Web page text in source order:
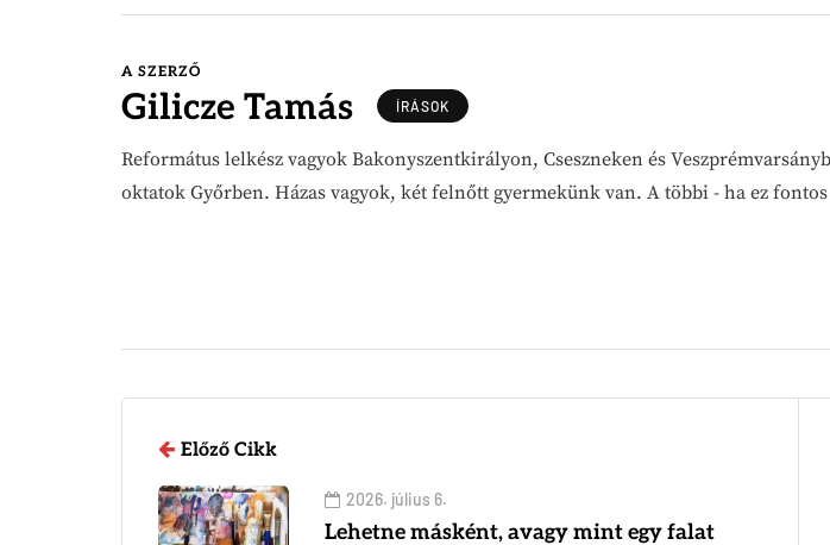
A SZERZŐ
Gilicze Tamás ÍRÁSOK
Református lelkész vagyok Bakonyszentkirályon, Cseszneken és
oktatok Győrben. Házas vagyok, két felnőtt gyermekünk van. A többi - ha ez
Előző Cikk
2026. július 6.
Lehetne másként, avagy mint egy falat